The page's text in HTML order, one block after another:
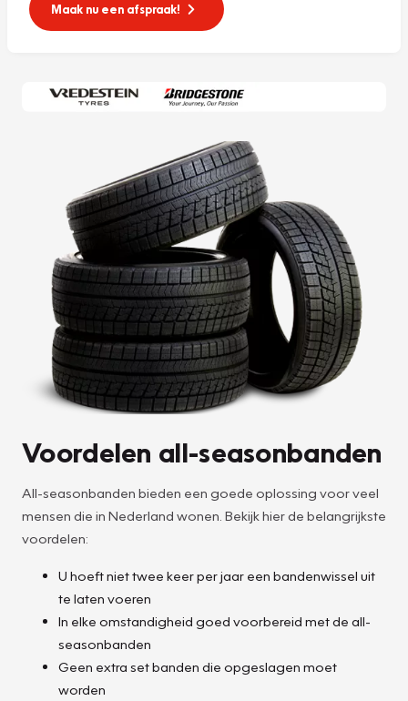
Maak nu een afspraak!
Voordelen all-seasonbanden
All-seasonbanden bieden een goede oplossing voor veel
mensen die in Nederland wonen. Bekijk hier de belangrijkste
voordelen:
U hoeft niet twee keer per jaar een bandenwissel uit
te laten voeren
In elke omstandigheid goed voorbereid met de all-
seasonbanden
Geen extra set banden die opgeslagen moet
worden